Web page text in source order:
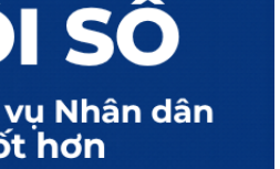
giải quyết thủ tục hành chính ngày
giải quyết thủ tục hành chính ngày
giải quyết thủ tục hành chính ngày